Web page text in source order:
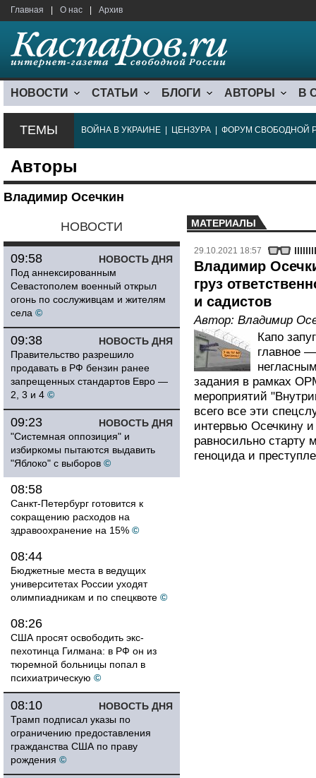
Главная О нас Архив
НОВОСТИ СТАТЬИ БЛОГИ АВТОРЫ В
ТЕМЫ ВОЙНА В УКРАИНЕ ЦЕНЗУРА ФОРУМ СВОБОДНОЙ
Авторы
Владимир Осечкин
НОВОСТИ
НОВОСТЬ ДНЯ
09:58
Под аннексированным
Севастополем военный открыл
огонь по сослуживцам и жителям
села ©
НОВОСТЬ ДНЯ
09:38
Правительство разрешило
продавать в РФ бензин ранее
запрещенных стандартов Евро —
2, 3 и 4 ©
НОВОСТЬ ДНЯ
09:23
"Системная оппозиция" и
избиркомы пытаются выдавить
"Яблоко" с выборов ©
08:58
Санкт-Петербург готовится к
сокращению расходов на
здравоохранение на 15% ©
08:44
Бюджетные места в ведущих
университетах России уходят
олимпиадникам и по спецквоте ©
08:26
США просят освободить экс-
пехотинца Гилмана: в РФ он из
тюремной больницы попал в
психиатрическую ©
НОВОСТЬ ДНЯ
08:10
Трамп подписал указы по
ограничению предоставления
гражданства США по праву
рождения ©
МАТЕРИАЛЫ
29.10.2021 18:57
Владимир
груз
и садистов
Автор: Владимир
Капо
главное
задания в рамках
мероприятий
всего все эти
интервью Осечкину
равносильно старту
геноцида и